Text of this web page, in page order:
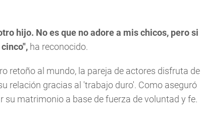
hijo. No es que no adore a mis chicos, pero si
ha reconocido.
retoño al mundo, la pareja de actores disfruta de
relación gracias al 'trabajo duro'. Como aseguró
matrimonio a base de fuerza de voluntad y fe.